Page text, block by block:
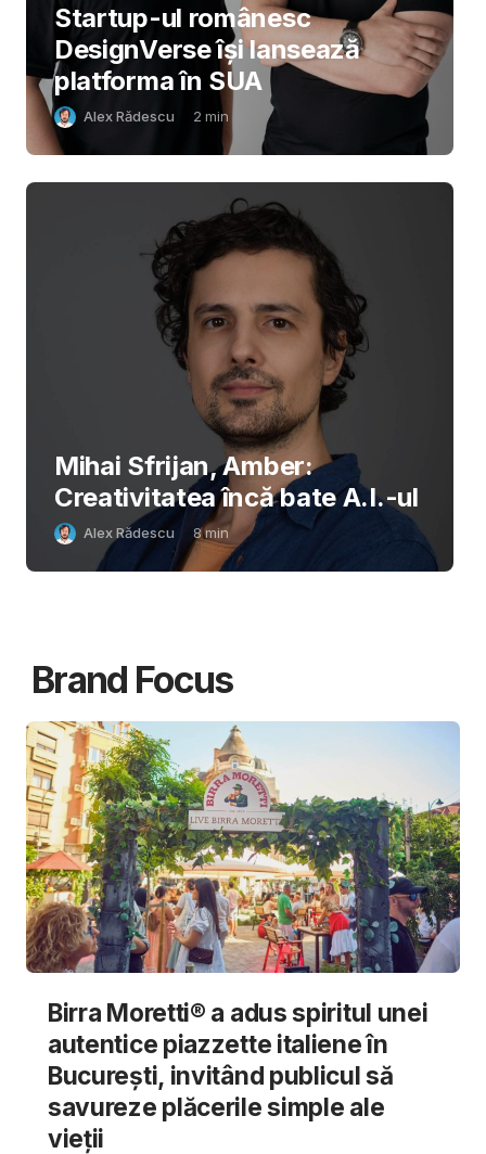
Startup-ul românesc
DesignVerse își lansează
platforma în SUA
Alex Rădescu 2 min
Mihai Sfrijan, Amber:
Creativitatea încă bate A.I.-ul
Alex Rădescu 8min
Brand Focus
Birra Moretti® a adus spiritul unei
autentice piazzette italiene în
București, invitând publicul să
savureze plăcerile simple ale
vieții